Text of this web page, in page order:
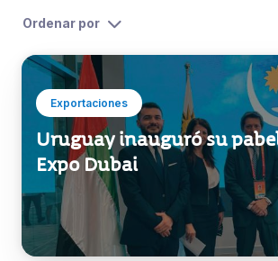
Ordenar por
Exportaciones
Uruguay inauguró su
Expo Dubai